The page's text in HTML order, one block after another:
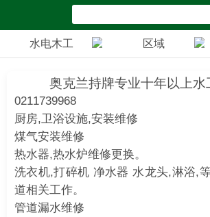
水电木工 区域
奥克兰持牌专业十年以上水
0211739968
厨房,卫浴设施,安装维修
煤气安装维修
热水器,热水炉维修更换。
洗衣机,打碎机 净水器 水龙头,淋浴,
道相关工作。
管道漏水维修